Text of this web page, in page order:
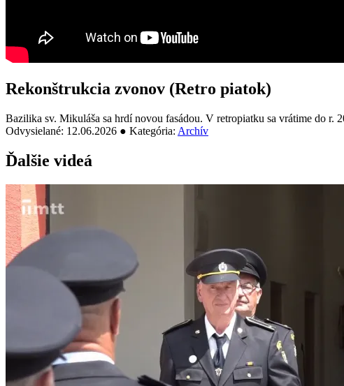
Rekonštrukcia zvonov (Retro piatok)
Bazilika sv. Mikuláša sa hrdí novou fasádou. V retropiatku sa vrátime do r.
Odvysielané: 12.06.2026 ● Kategória: Archív
Ďalšie videá